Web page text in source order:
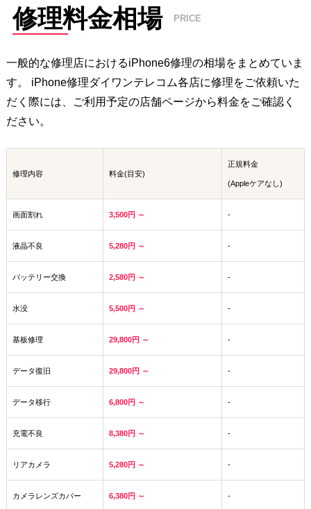
状でお困りの際には、iPhone修理ダイワンテレコムのバッテリー交
換をぜひご活用ください。
修理料金相場 PRICE
一般的な修理店におけるiPhone6修理の相場をまとめていま
す。 iPhone修理ダイワンテレコム各店に修理をご依頼いた
だく際には、ご利用予定の店舗ページから料金をご確認く
ださい。
修理内容 料金(目安)
正規料金
(Appleケアなし)
画面割れ 3,500円 ～ -
液晶不良 5,280円 ～ -
バッテリー交換 2,580円 ～ -
水没 5,500円 ～ -
基板修理 29,800円 ～ -
データ復旧 29,800円 ～ -
データ移行 6,800円 ～ -
充電不良 8,380円 ～ -
リアカメラ 5,280円 ～ -
カメラレンズカバー 6,380円 ～ -